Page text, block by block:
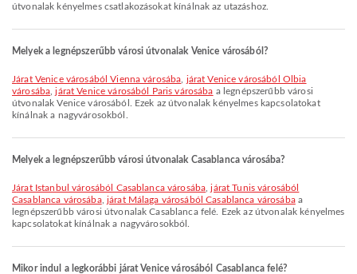
útvonalak kényelmes csatlakozásokat kínálnak az utazáshoz.
Melyek a legnépszerűbb városi útvonalak Venice városából?
járat Venice városából Vienna városába járat Venice városából Olbia
városába ,járat Venice városából Paris városába a legnépszerűbb városi
útvonalak Venice városából. Ezek az útvonalak kényelmes kapcsolatokat
kínálnak a nagyvárosokból.
Melyek a legnépszerűbb városi útvonalak Casablanca városába?
járat Istanbul városából Casablanca városába ,járat Tunis városából
Casablanca városába, járat Málaga városából Casablanca városábaa
legnépszerűbb városi útvonalak Casablanca felé. Ezek az útvonalak kényelmes
kapcsolatokat kínálnak a nagyvárosokból.
Mikor indul a legkorábbi járat Venice városából Casablanca felé?